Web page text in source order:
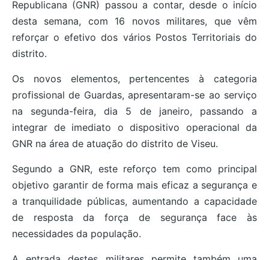
Republicana (GNR) passou a contar, desde o início
desta semana, com 16 novos militares, que vêm
reforçar o efetivo dos vários Postos Territoriais do
distrito.
Os novos elementos, pertencentes à categoria
profissional de Guardas, apresentaram-se ao serviço
na segunda-feira, dia 5 de janeiro, passando a
integrar de imediato o dispositivo operacional da
GNR na área de atuação do distrito de Viseu.
Segundo a GNR, este reforço tem como principal
objetivo garantir de forma mais eficaz a segurança e
a tranquilidade públicas, aumentando a capacidade
de resposta da força de segurança face às
necessidades da população.